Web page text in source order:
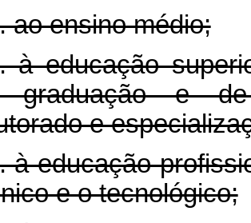
ao ensino médio;
à educação
graduação e de
e
à educação
e o tecnológico;